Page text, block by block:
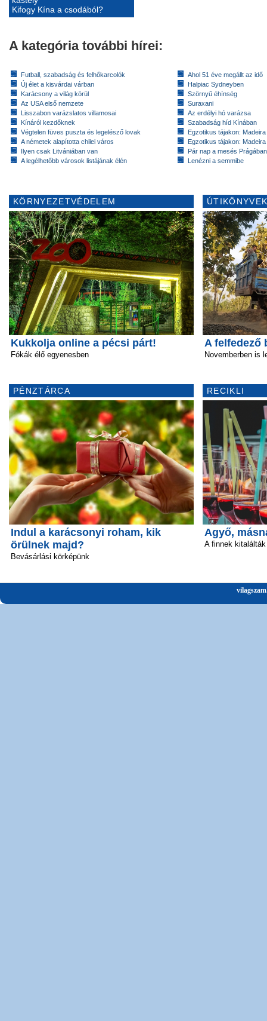
Kifogy Kína a csodából?
A kategória további hírei:
Futball, szabadság és felhőkarcolók
Új élet a kisvárdai várban
Karácsony a világ körül
Az USA első nemzete
Lisszabon varázslatos villamosai
Kínáról kezdőknek
Végtelen füves puszta és legelésző lovak
A németek alapította chilei város
Ilyen csak Litvániában van
A legélhetőbb városok listájának élén
Ahol 51 éve megállt az idő
Halpiac Sydneyben
Szörnyű éhínség
Suraxani
Az erdélyi hó varázsa
Szabadság híd Kínában
Egzotikus tájakon:
Egzotikus tájakon:
Pár nap a mesés Prágában
Lenézni a semmibe
KÖRNYEZETVÉDELEM
Kukkolja online a pécsi párt!
Fókák élő egyenesben
PÉNZTÁRCA
Indul a karácsonyi roham, kik
örülnek majd?
Bevásárlási körképünk
A felfedező
Novemberben is
RECIKLI
Agyő,
A finnek kitalálták